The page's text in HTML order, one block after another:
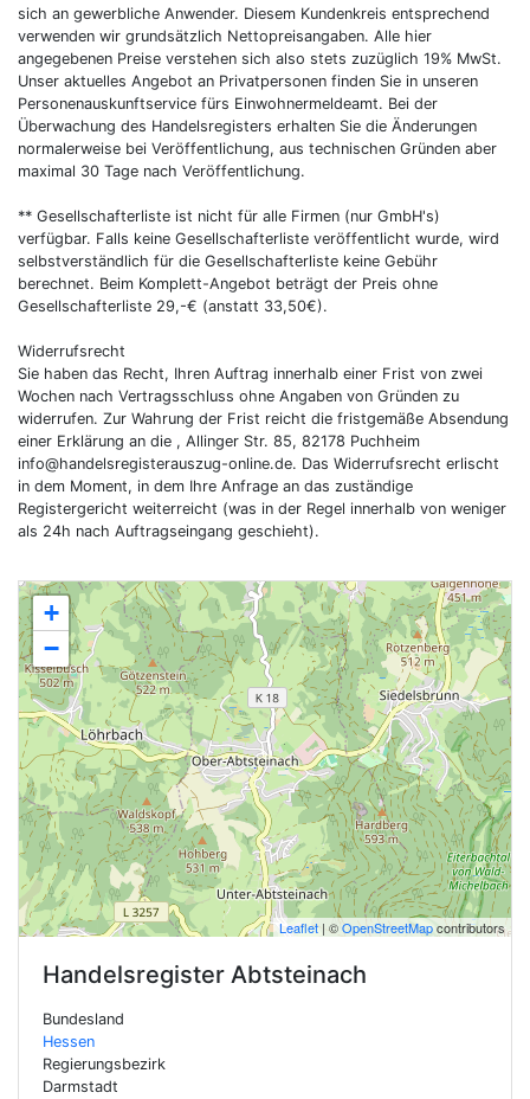
+
−
Leaflet| ©OpenStreetMapcontributors
Handelsregister Abtsteinach
Bundesland
Hessen
Regierungsbezirk
Darmstadt
sich an gewerbliche Anwender. Diesem Kundenkreis entsprechend
verwenden wir grundsätzlich Nettopreisangaben. Alle hier
angegebenen Preise verstehen sich also stets zuzüglich 19% MwSt.
Unser aktuelles Angebot an Privatpersonen finden Sie in unseren
Personenauskunftservice fürs Einwohnermeldeamt. Bei der
Überwachung des Handelsregisters erhalten Sie die Änderungen
normalerweise bei Veröffentlichung, aus technischen Gründen aber
maximal 30 Tage nach Veröffentlichung.
** Gesellschafterliste ist nicht für alle Firmen (nur GmbH's)
verfügbar. Falls keine Gesellschafterliste veröffentlicht wurde, wird
selbstverständlich für die Gesellschafterliste keine Gebühr
berechnet. Beim Komplett-Angebot beträgt der Preis ohne
Gesellschafterliste 29,-€ (anstatt 33,50€).
Widerrufsrecht
Sie haben das Recht, Ihren Auftrag innerhalb einer Frist von zwei
Wochen nach Vertragsschluss ohne Angaben von Gründen zu
widerrufen. Zur Wahrung der Frist reicht die fristgemäße Absendung
einer Erklärung an die , Allinger Str. 85, 82178 Puchheim
info@handelsregisterauszug-online.de. Das Widerrufsrecht erlischt
in dem Moment, in dem Ihre Anfrage an das zuständige
Registergericht weiterreicht (was in der Regel innerhalb von weniger
als 24h nach Auftragseingang geschieht).